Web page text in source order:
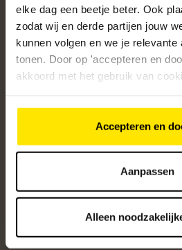
elke dag een beetje beter. Ook
zodat wij en derde partijen jouw
kunnen volgen en we je relevante
tonen. Door op 'accepteren en
akkoord met het gebruik van
Accepteren en
Aanpassen
Alleen
Klantenservice
Over ons
4.8 /5
Altijd op de hoogte van onze
Ontvang de beste
Aanmelden